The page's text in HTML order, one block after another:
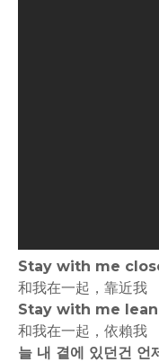
Stay with me
和我在一起，靠近我
Stay with me
和我在一起，依賴我
늘 내 곁에 있던건 언